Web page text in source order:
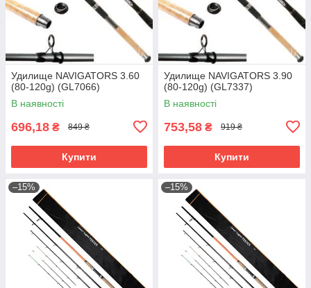
Удилище NAVIGATORS 3.60
(80-120g) (GL7066)
В наявності
696,18 ₴ 849 ₴
Купити
Удилище NAVIGATORS 3.90
(80-120g) (GL7337)
В наявності
753,58 ₴ 919 ₴
Купити
–15% –15%